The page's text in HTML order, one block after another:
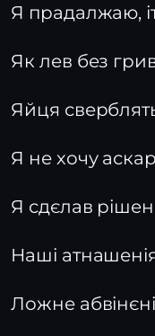
Я прадалжаю,
Як лев без
Яйця
Я не хочу
Я сдєлав
Наші
Ложне